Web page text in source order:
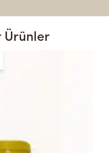
Ürünler